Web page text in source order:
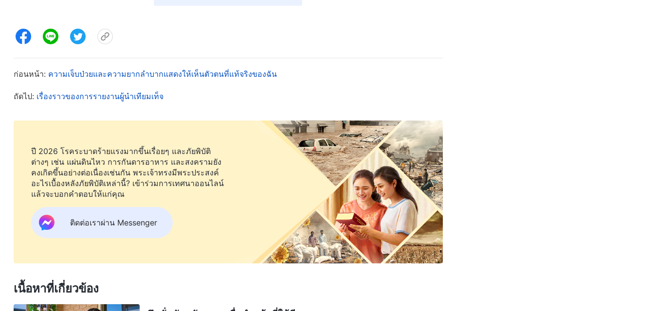
ไม่มีความเคารพให้กับพระเจ้า จงอย่าทำสิ่งทั้งหลายเพื่อประโยชน์ของตัวเจ้าเองเสมอ และจงอย่าพิจารณาผล
ประโยชน์ทั้งหลายของตัวเจ้าเองเป็นนิตย์ จงอย่าพิจารณาสถานะ เกียรติยศ หรือความมีหน้ามีตาของตัวเจ้าเอง จง
อย่าพิจารณาถึงผลประโยชน์ของมนุษย์ด้วยเช่นกัน อันดับแรกเจ้าต้องพิจารณาผลประโยชน์แห่งพระนิเวศของ
เริ่มโดยการใคร่ครวญว่าเจ้าได้มีราคีในการทำหน้าที่ของเจ้าให้ลุล่วงหรือไม่ ว่าเจ้าได้ทำจนถึงที่สุดของเจ้าที่จะ
จงรักภักดีต่อพระเจ้า ทำดีที่สุดของเจ้าที่จะลุล่วงความรับผิดชอบของเจ้า และให้ทั้งหมดของเจ้าไปแล้วหรือยัง รวม
ไปถึงการที่ว่าเจ้าได้ให้ความคิดโดยหมดทั้งหัวใจต่อหน้าที่ของเจ้าและงานในพระนิเวศของพระเจ้าหรือไม่ เจ้าต้อง
พิจารณาสิ่งเหล่านี้ จงคิดเกี่ยวกับสิ่งเหล่านี้อยู่เนืองนิจ และจะง่ายยิ่งขึ้นสำหรับเจ้าที่จะปฏิบัติหน้าที่ของเจ้าให้ได้ดี”
(“จงมอบหัวใจอันแท้จริงของเจ้าแด่พระเจ้า และเจ้าจึงจะสามารถได้มาซึ่งความจริง” ใน บันทึกการบรรยายของพระคริสต์แห่ง
ยุคสุดท้าย)พระวจนะของพระเจ้าชัดเจนอย่างสมบูรณ์ค่ะ พระเจ้าทรงมีที่ในหัวใจของคนที่พิจารณาน้ำพระทัยของ
พระองค์อย่างแท้จริง และพวกเขาสามารถยอมรับการพินิจพิเคราะห์ของพระองค์ในทุกสิ่งที่พวกเขาทำได้ พวกเขา
ปล่อยวางหน้าตา สถานะ และผลประโยชน์ของพวกเขาเองได้ และพิจารณาผลประโยชน์ของพระเจ้าในทุกสรรพ
สิ่ง ทุ่มเททุกอย่างที่พวกเขามีลงในการทำหน้าที่ของพวกเขา คนประเภทนั้นนำความชื่นบานยินดีมาสู่พระเจ้า เมื่อ
คิดถึงเรื่องนี้จริงๆ การสามัคคีธรรมบนความจริงของพี่ฟางนั้นชัดเจนจริงๆ และสามารถแก้ไขปัญหาต่างๆ ได้ และ
ข้อเสนอแนะของเธอก็เป็นประโยชน์ต่องานของเรามากกว่าของฉันค่ะ นี่เป็นประโยชน์ต่องานของคริสตจักรและ
คนจะสามารถเรียนรู้และเติบโตไปด้วยกัน นั่นเป็นสิ่งที่ดีค่ะ แต่แทนที่จะพิจารณาเรื่องนั้นสักนิด ฉันกลับห่วงแต่ผล
ประโยชน์ของตัวเองและจุดที่ฉันยืนอยู่ เมื่อเห็นคนอื่นชื่นชมยกย่องพี่ฟาง ฉันรู้สึกเหมือนว่าเธอได้ขโมยที่ของฉันไป
ก่อนหน้า: ความเจ็บป่วยและความยากลำบากแสดงให้เห็นตัวตนที่แท้จริงของฉัน
ถัดไป: เรื่องราวของการรายงานผู้นำเทียมเท็จ
ปี 2026 โรคระบาดร้ายแรงมากขึ้นเรื่อยๆ และภัยพิบัติ
ต่างๆ เช่น แผ่นดินไหว การกันดารอาหาร และสงครามยัง
คงเกิดขึ้นอย่างต่อเนื่องเช่นกัน พระเจ้าทรงมีพระประสงค์
อะไรเบื้องหลังภัยพิบัติเหล่านี้? เข้าร่วมการเทศนาออนไลน์
แล้วจะบอกคำตอบให้แก่คุณ
ติดต่อเราผ่าน Messenger
เนื้อหาที่เกี่ยวข้อง